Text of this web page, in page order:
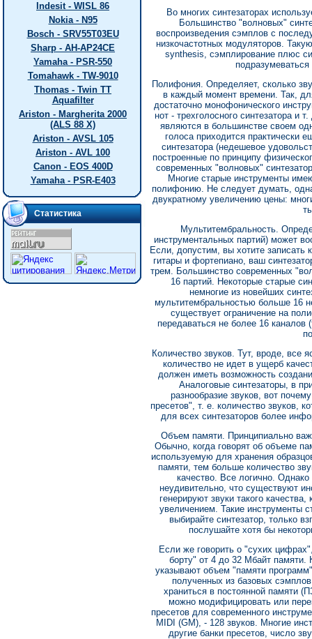
Indesit - WISL 86
Nokia - N95
Bosch - SRV55T03EU
Sharp - AH-AP24CE
Yamaha - PSR-550
Tomahawk - TW-9010
Thomas - Twin TT
Aquafilter
Ariston - Margherita 2000
(ALS 88 X)
Ariston - AVSL 105
Ariston - AVL 100
Canon - EOS 400D
Yamaha - PSR-E403
Статистика
Во многих синтезаторах
Большинство "волновых"
воспроизведения сэмплов с
низкочастотных модуляторов.
synthesis, сэмплирование плюс
подразумеваться
Полифония. Определяет, сколько
в каждый момент времени. Так,
достаточно монофонического
нот - трехголосного синтезатора и
являются в большинстве своем
голоса приходится практически
синтезатора (недешевое
построенные по принципу
современных "волновых"
Многие старые инструменты
полифонию. Не следует думать,
двукратному увеличению цены:
Мультитембральность.
инструментальных партий) может
Если, допустим, вы хотите записать
гитары и фортепиано, ваш
трем. Большинство современных
16 партий. Некоторые старые
немногие из новейших
мультитембральностью больше 16
существует ограничение на
передаваться не более 16 каналов
Количество звуков. Тут, вроде, все
количество не идет в ущерб
должен иметь возможность
Аналоговые синтезаторы, в
разнообразие звуков, вот
пресетов", т. е. количество звуков,
для всех синтезаторов более
Объем памяти. Принципиально
Обычно, когда говорят об объеме
используемую для хранения
памяти, тем больше количество
качество. Все логично.
неудивительно, что существуют
генерируют звуки такого
увеличением. Такие инструменты
выбирайте синтезатор, только
послушайте хотя бы
Если же говорить о "сухих
борту" от 4 до 32 Мбайт памяти.
указывают объем "памяти
полученных из базовых
храниться в постоянной памяти
можно модифицировать или
пресетов для современного
MIDI (GM), - 128 звуков. Многие
другие банки пресетов, число